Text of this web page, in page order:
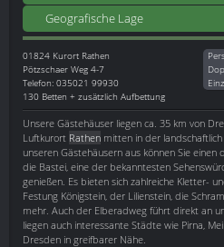
Geografische Lage
01824 Kurort Rathen
Pötzschaer Weg 4-7
Telefon: 035021 99930
130 Betten + zusätzlich Aufbettung
Unsere Gästehäuser liegen ca. 35 km von
Luftkurort Rathen mitten in der landschaftlich
unseren Gästehäusern aus können Sie einen
die Bastei, eine der bekanntesten
genießen. Es bieten sich zahlreiche Kletter-
Festung Königstein, der Lilienstein, die
mehr. Auch der Elberadweg führt direkt an
liegen auch interessante Städte wie Pirna,
Dresden in greifbarer Nähe.